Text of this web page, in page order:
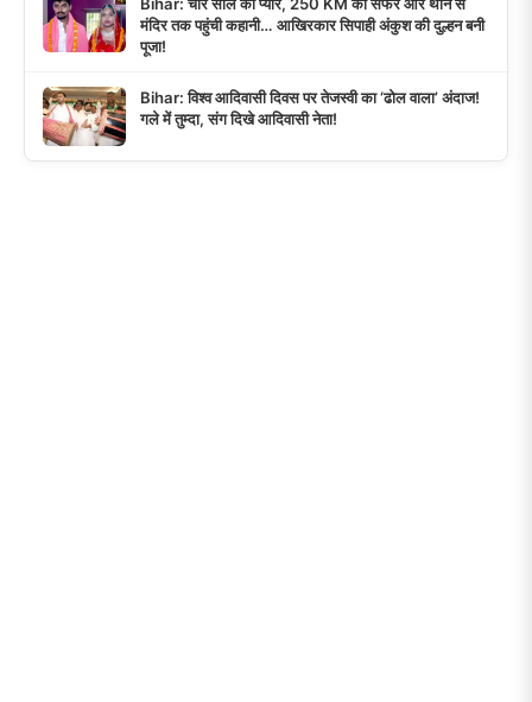
मंदिर तक पहुंची कहानी… आखिरकार सिपाही अंकुश की दुल्हन बनी
पूजा!
Bihar: विश्व आदिवासी दिवस पर तेजस्वी का ‘ढोल वाला’ अंदाज!
गले में तुम्दा, संग दिखे आदिवासी नेता!